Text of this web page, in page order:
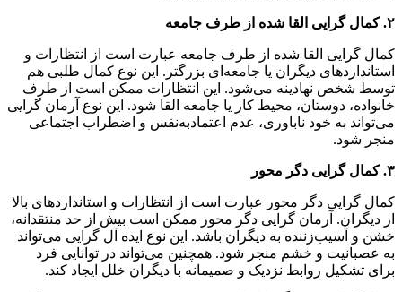
۲.کمال گرایی القا شده از طرف جامعه
کمال گرایی القا شده ‌از طرف جامعه عبارت است از انتظارات و
استانداردهای دیگران یا جامعه‌ای بزرگتر. این نوع کمال طلبی هم
توسط شخص نهادینه می‌شود. این انتظارات ممکن است از طرف
خانواده، دوستان، محیط کار یا جامعه القا شود. این نوع آرمان گرایی
می‌تواند به خود ناباوری، عدم اعتمادبه‌نفس و اضطراب اجتماعی
منجر شود.
۳.کمال گرایی دگر محور
کمال گرایی دگر محور عبارت است از انتظارات و استانداردهای بالا
از دیگران. آرمان گرایی دگر محور ممکن است بیش از حد منتقدانه،
خشن و آسیب‌زننده به دیگران باشد. این نوع ایده آل گرایی می‌تواند
به عصبانیت و خشم منجر شود. همچنین می‌تواند در توانایی فرد
برای تشکیل روابط نزدیک و صمیمانه با دیگران خلل ایجاد کند.